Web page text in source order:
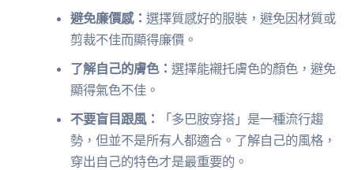
避免廉價感：選擇質感好的服裝，避免因材質或
剪裁不佳而顯得廉價。
了解自己的膚色：選擇能襯托膚色的顏色，避免
顯得氣色不佳。
不要盲目跟風：
「多巴胺穿搭」是一種流行趨
勢，但並不是所有人都適合。了解自己的風格，
穿出自己的特色才是最重要的。